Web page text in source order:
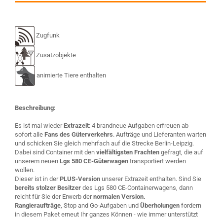
Zugfunk
Zusatzobjekte
animierte Tiere enthalten
Beschreibung:
Es ist mal wiederExtrazeit: 4 brandneue Aufgaben erfreuen ab
sofort alle Fans des Güterverkehrs. Aufträge und Lieferanten warten
und schicken Sie gleich mehrfach auf die Strecke Berlin-Leipzig.
Dabei sind Container mit den vielfältigsten Frachten gefragt, die auf
unserem neuen Lgs 580 CE-Güterwagen transportiert werden
wollen.
Dieser ist in derPLUS-Version unserer Extrazeit enthalten. Sind Sie
bereits stolzer Besitzer des Lgs 580 CE-Containerwagens, dann
reicht für Sie der Erwerb dernormalen Version.
Rangieraufträge, Stop and Go-Aufgaben und Überholungen fordern
in diesem Paket erneut Ihr ganzes Können - wie immer unterstützt